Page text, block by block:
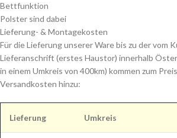
Bettfunktion
Polster sind dabei
Lieferung- & Montagekosten
Für die Lieferung unserer Ware bis zu der vom
Lieferanschrift (erstes Haustor) innerhalb
in einem Umkreis von 400km) kommen zum
Versandkosten hinzu:
Lieferung Umkreis